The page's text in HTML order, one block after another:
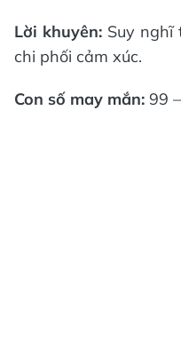
Lời khuyên:Suy nghĩ
chi phối cảm xúc.
Con số may mắn: 99